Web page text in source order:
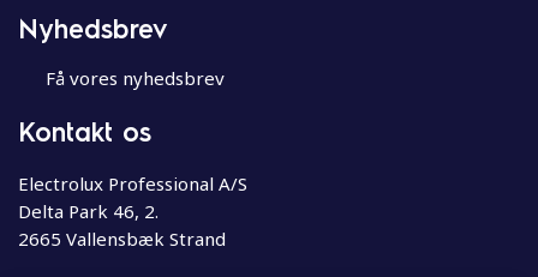
Nyhedsbrev
Få vores nyhedsbrev
Kontakt os
Electrolux Professional A/S
Delta Park 46, 2.
2665 Vallensbæk Strand